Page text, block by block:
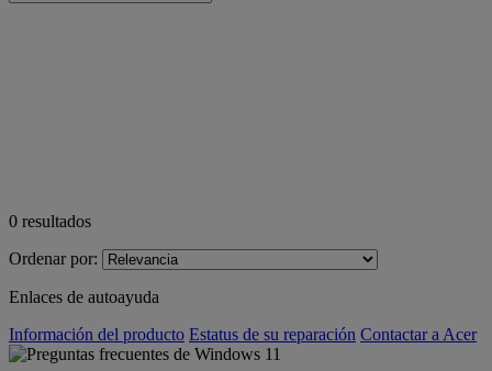
0 resultados
Ordenar por:
Enlaces de autoayuda
Información del producto Estatus de su reparación Contactar a Acer